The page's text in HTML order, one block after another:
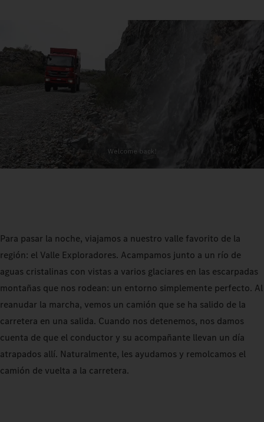
Para pasar la noche, viajamos a nuestro valle favorito de la
región: el Valle Exploradores. Acampamos junto a un río de
aguas cristalinas con vistas a varios glaciares en las escarpadas
montañas que nos rodean: un entorno simplemente perfecto. Al
reanudar la marcha, vemos un camión que se ha salido de la
carretera en una salida. Cuando nos detenemos, nos damos
cuenta de que el conductor y su acompañante llevan un día
atrapados allí. Naturalmente, les ayudamos y remolcamos el
camión de vuelta a la carretera.